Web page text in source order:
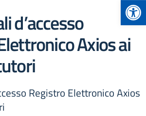
d’accesso
Axios ai
Registro Elettronico Axios